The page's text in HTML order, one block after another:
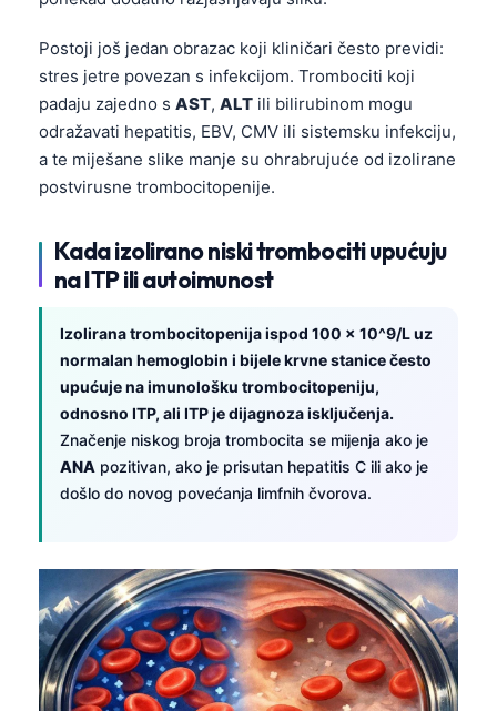
Postoji još jedan obrazac koji kliničari često previdi:
stres jetre povezan s infekcijom. Trombociti koji
padaju zajedno s AST, ALT ili bilirubinom mogu
odražavati hepatitis, EBV, CMV ili sistemsku infekciju,
a te miješane slike manje su ohrabrujuće od izolirane
postvirusne trombocitopenije.
Kada izolirano niski trombociti upućuju
na ITP ili autoimunost
Izolirana trombocitopenija ispod 100 × 10^9/L uz
normalan hemoglobin i bijele krvne stanice često
upućuje na imunološku trombocitopeniju,
odnosno ITP, ali ITP je dijagnoza isključenja.
Značenje niskog broja trombocita se mijenja ako je
ANA pozitivan, ako je prisutan hepatitis C ili ako je
došlo do novog povećanja limfnih čvorova.